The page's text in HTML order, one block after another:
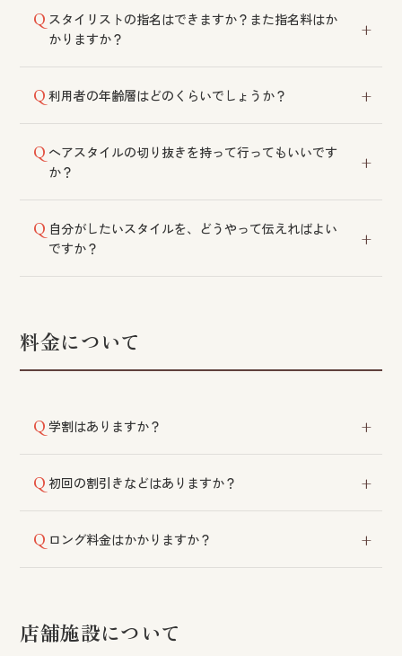
いただいております。
スタイリストの指名はできますか？また指名料はか
かりますか？
利用者の年齢層はどのくらいでしょうか？
来店いただいております。親子でのご利用も多いで
す。
ヘアスタイルの切り抜きを持って行ってもいいです
か？
ご持参ください。手描きのスケッチでのご提案も可能
です。
自分がしたいスタイルを、どうやって伝えればよい
ですか？
料金について
学割はありますか？
す。詳細は各店舗にご相談ください。
初回の割引きなどはありますか？
おりません。
ロング料金はかかりますか？
店舗施設について